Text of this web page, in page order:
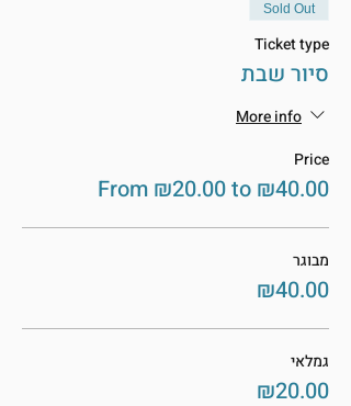
Sold Out
Ticket type
סיור שבת
More info
Price
From ₪20.00 to ₪40.00
מבוגר
₪40.00
גמלאי
₪20.00